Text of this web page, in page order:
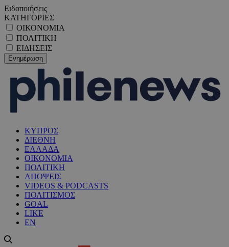
Ειδοποιήσεις
ΚΑΤΗΓΟΡΙΕΣ
ΟΙΚΟΝΟΜΙΑ
ΠΟΛΙΤΙΚΗ
ΕΙΔΗΣΕΙΣ
ΚΥΠΡΟΣ
ΔΙΕΘΝΗ
ΕΛΛΑΔΑ
ΟΙΚΟΝΟΜΙΑ
ΠΟΛΙΤΙΚΗ
ΑΠΟΨΕΙΣ
VIDEOS & PODCASTS
ΠΟΛΙΤΙΣΜΟΣ
GOAL
LIKE
EN